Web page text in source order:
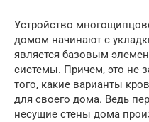
Устройство
домом начинают с
является базовым
системы. Причем, это не
того, какие варианты
для своего дома. Ведь
несущие стены дома